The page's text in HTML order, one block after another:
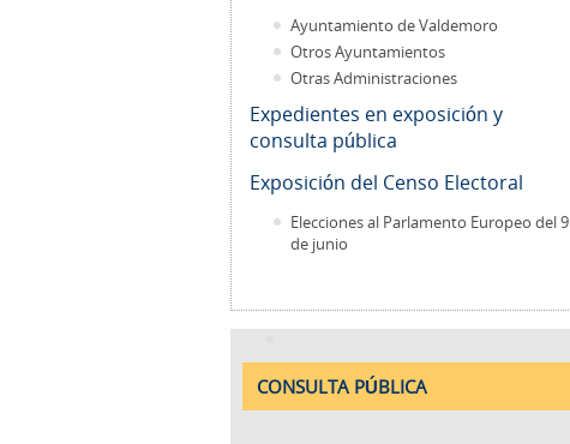
Ayuntamiento de Valdemoro
Otros Ayuntamientos
Otras Administraciones
Expedientes en exposición y
consulta pública
Exposición del Censo Electoral
Elecciones al Parlamento Europeo del 9
de junio
CONSULTA PÚBLICA